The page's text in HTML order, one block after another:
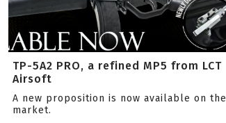
TP-5A2 PRO, a refined MP5 from LCT
Airsoft
A new proposition is now available on the
market.